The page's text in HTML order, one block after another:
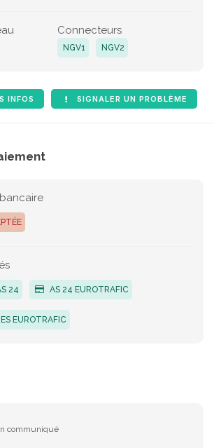
Connecteurs
NGV1 NGV2
INFOS SIGNALER UN PROBLÈME
24 AS 24 EUROTRAFIC
EUROTRAFIC
communiqué